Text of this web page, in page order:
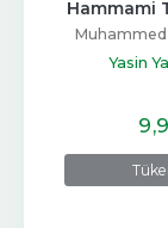
Hammami
Yasin
9